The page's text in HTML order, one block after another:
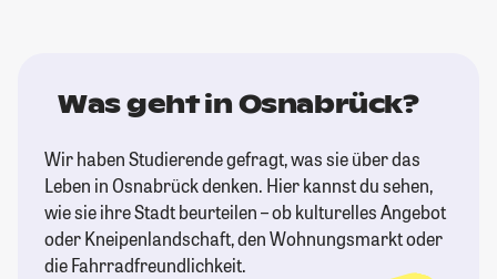
Was geht in Osnabrück?
Wir haben Studierende gefragt, was sie über das
Leben in Osnabrück denken. Hier kannst du sehen,
wie sie ihre Stadt beurteilen – ob kulturelles Angebot
oder Kneipenlandschaft, den Wohnungsmarkt oder
die Fahrradfreundlichkeit.